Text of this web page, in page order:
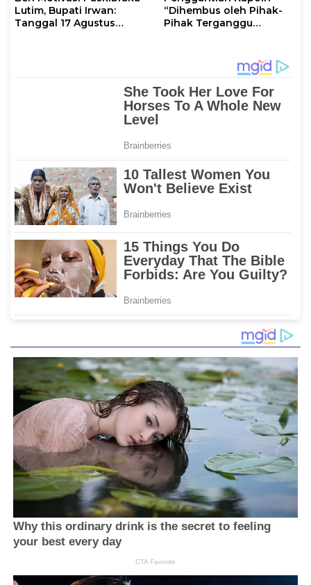
Lutim, Bupati Irwan:
Tanggal 17 Agustus
“Dihembus oleh Pihak-
Pihak Terganggu